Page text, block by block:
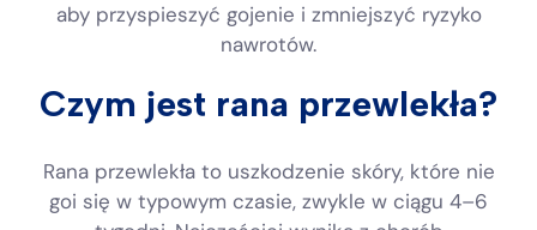
aby przyspieszyć gojenie i zmniejszyć ryzyko
nawrotów.
Czym jest rana przewlekła?
Rana przewlekła to uszkodzenie skóry, które nie
goi się w typowym czasie, zwykle w ciągu 4–6